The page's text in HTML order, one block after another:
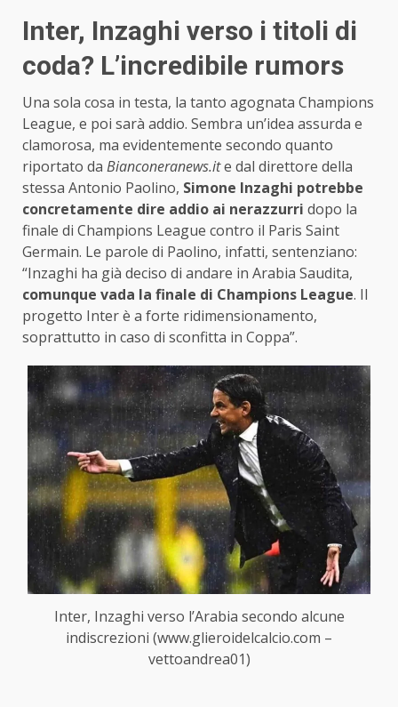
Inter, Inzaghi verso i titoli di
coda? L’incredibile rumors
Una sola cosa in testa, la tanto agognata Champions
League, e poi sarà addio. Sembra un’idea assurda e
clamorosa, ma evidentemente secondo quanto
riportato da Bianconeranews.ite dal direttore della
stessa Antonio Paolino, Simone Inzaghi potrebbe
concretamente dire addio ai nerazzurri dopo la
finale di Champions League contro il Paris Saint
Germain. Le parole di Paolino, infatti, sentenziano:
“Inzaghi ha già deciso di andare in Arabia Saudita,
comunque vada la finale di Champions League. Il
progetto Inter è a forte ridimensionamento,
soprattutto in caso di sconfitta in Coppa”.
Inter, Inzaghi verso l’Arabia secondo alcune
indiscrezioni (www.glieroidelcalcio.com –
vettoandrea01)